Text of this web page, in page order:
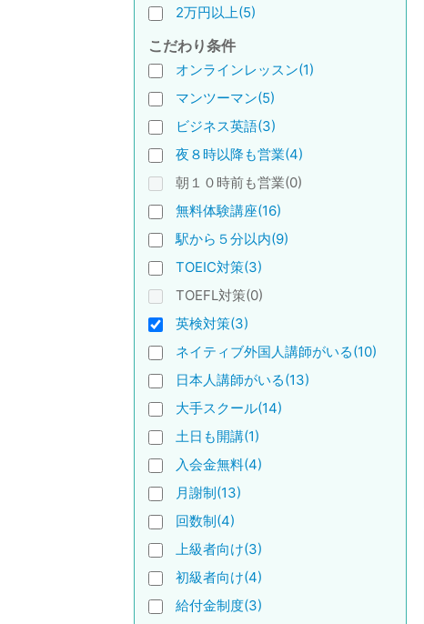
2万円以上(5)
こだわり条件
オンラインレッスン(1)
マンツーマン(5)
ビジネス英語(3)
夜８時以降も営業(4)
朝１０時前も営業(0)
無料体験講座(16)
駅から５分以内(9)
TOEIC対策(3)
TOEFL対策(0)
英検対策(3)
ネイティブ外国人講師がいる(10)
日本人講師がいる(13)
大手スクール(14)
土日も開講(1)
入会金無料(4)
月謝制(13)
回数制(4)
上級者向け(3)
初級者向け(4)
給付金制度(3)